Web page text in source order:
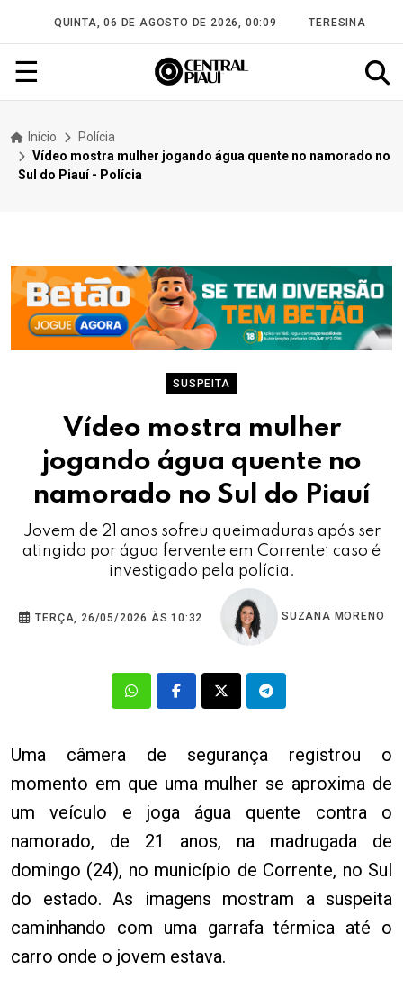
QUINTA, 06 DE AGOSTO DE 2026, 00:09 TERESINA
☰
Início
Polícia
Vídeo mostra mulher jogando água quente no namorado no
Sul do Piauí - Polícia
SUSPEITA
Vídeo mostra mulher
jogando água quente no
namorado no Sul do Piauí
Jovem de 21 anos sofreu queimaduras após ser
atingido por água fervente em Corrente; caso é
investigado pela polícia.
TERÇA, 26/05/2026 ÀS 10:32 SUZANA MORENO
Uma câmera de segurança registrou o
momento em que uma mulher se aproxima de
um veículo e joga água quente contra o
namorado, de 21 anos, na madrugada de
domingo (24), no município de Corrente, no Sul
do estado. As imagens mostram a suspeita
caminhando com uma garrafa térmica até o
carro onde o jovem estava.